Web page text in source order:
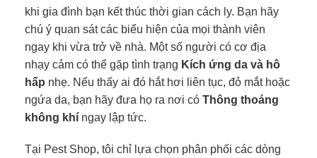
khi gia đình bạn kết thúc thời gian cách ly. Bạn hãy
chú ý quan sát các biểu hiện của mọi thành viên
ngay khi vừa trở về nhà. Một số người có cơ địa
nhạy cảm có thể gặp tình trạng Kích ứng da và hô
hấp nhẹ. Nếu thấy ai đó hắt hơi liên tục, đỏ mắt hoặc
ngứa da, bạn hãy đưa họ ra nơi có Thông thoáng
không khí ngay lập tức.
Tại Pest Shop, tôi chỉ lựa chọn phân phối các dòng